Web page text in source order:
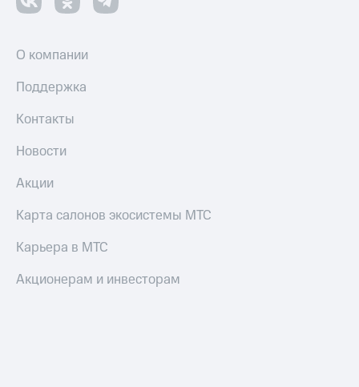
О компании
Поддержка
Контакты
Новости
Акции
Карта салонов экосистемы МТС
Карьера в МТС
Акционерам и инвесторам